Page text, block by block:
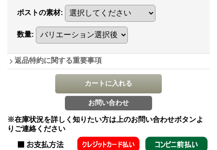
ポストの素材:
数量:
返品特約に関する重要事項
※在庫状況を詳しく知りたい方は上のお問い合わせボタンよ
りご連絡ください